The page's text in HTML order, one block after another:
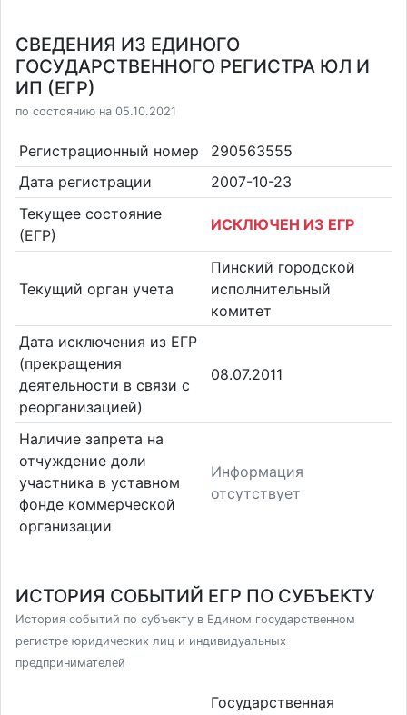
СВЕДЕНИЯ ИЗ ЕДИНОГО
ГОСУДАРСТВЕННОГО РЕГИСТРА ЮЛ И
ИП (ЕГР)
по состоянию на 05.10.2021
Регистрационный номер
290563555
Дата регистрации
2007-10-23
Текущее состояние
(ЕГР)
ИСКЛЮЧЕН ИЗ ЕГР
Текущий орган учета
Пинский городской
исполнительный
комитет
Дата исключения из ЕГР
(прекращения
деятельности в связи с
реорганизацией)
08.07.2011
Наличие запрета на
отчуждение доли
участника в уставном
фонде коммерческой
организации
Информация
отсутствует
ИСТОРИЯ СОБЫТИЙ ЕГР ПО СУБЪЕКТУ
История событий по субъекту в Едином государственном
регистре юридических лиц и индивидуальных
предпринимателей
Государственная